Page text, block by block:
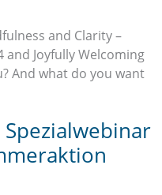
and Clarity –
and Joyfully Welcoming
And what do you want
Spezialwebinar